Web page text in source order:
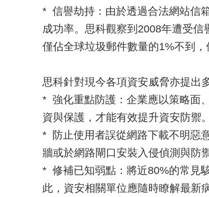
* 信譽劫持：由於透過合法網站信
成功率。思科觀察到2008年遭受
僅佔全球垃圾郵件數量的1%不到，
思科針對現今各項資安威脅亦提出
* 強化重點防護：企業應以策略面
資與保護，才能有效提升資安防禦。
* 防止使用者誤從網路下載不明惡
牆或於網路閘口安裝入侵偵測與防
* 修補已知弱點：將近80%的常見
此，資安相關單位應隨時瞭解最新